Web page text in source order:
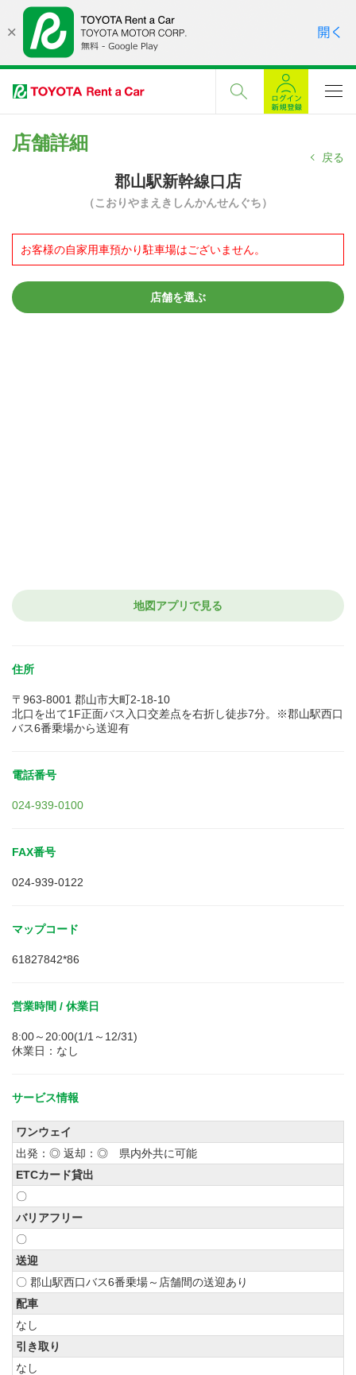
店舗詳細
戻る
郡山駅新幹線口店
（こおりやまえきしんかんせんぐち）
お客様の自家用車預かり駐車場はございません。
店舗を選ぶ
地図アプリで見る
住所
〒963-8001 郡山市大町2-18-10
北口を出て1F正面バス入口交差点を右折し徒歩7分。※郡山駅西口
バス6番乗場から送迎有
電話番号
024-939-0100
FAX番号
024-939-0122
マップコード
61827842*86
営業時間 / 休業日
8:00～20:00(1/1～12/31)
休業日：なし
サービス情報
ワンウェイ
出発：◎ 返却：◎ 県内外共に可能
ETCカード貸出
〇
バリアフリー
〇
送迎
〇 郡山駅西口バス6番乗場～店舗間の送迎あり
配車
なし
引き取り
なし